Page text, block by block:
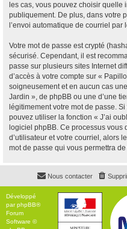
les cas, vous pouvez choisir quelle
publiquement. De plus, dans votre
l’envoi automatique de courriel par
Votre mot de passe est crypté
sécurisé. Cependant, il est
passe sur plusieurs sites Internet
d’accès à votre compte sur «
soigneusement et en aucun cas
Jardin », de phpBB ou une d’une
légitimement votre mot de passe.
pouvez utiliser la fonction « J’ai
logiciel phpBB. Ce processus
d’utilisateur et votre courriel, alors
mot de passe qui vous permettra
Nous contacter
Développé
parphpBB®
Forum
Software ©